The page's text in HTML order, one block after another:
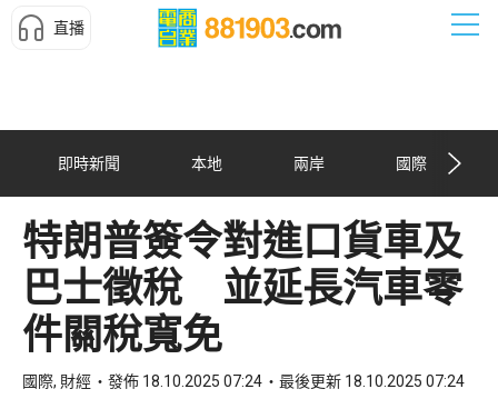
直播
即時新聞 本地 兩岸 國際
特朗普簽令對進口貨車及
巴士徵稅 並延長汽車零
件關稅寬免
國際, 財經 發佈 18.10.2025 07:24 最後更新 18.10.2025 07:24